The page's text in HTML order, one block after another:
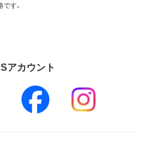
す。
アカウント